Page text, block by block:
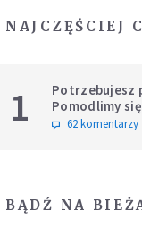
NAJCZĘŚCIEJ
1
Potrzebujesz
Pomodlimy
intencji
62 komentarzy
BĄDŹ NA